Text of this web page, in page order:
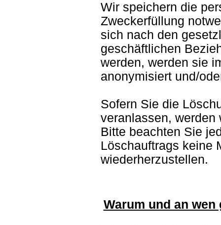
Wir speichern die
Zweckerfüllung
sich nach den
geschäftlichen
werden, werden sie
anonymisiert und/
Sofern Sie die
veranlassen, werden
Bitte beachten Sie
Löschauftrags keine
wiederherzustellen.
Warum und an